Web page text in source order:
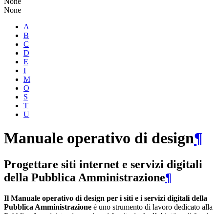
None
A
B
C
D
E
I
M
O
S
T
U
Manuale operativo di design¶
Progettare siti internet e servizi digitali
della Pubblica Amministrazione¶
Il Manuale operativo di design per i siti e i servizi digitali della
Pubblica Amministrazione è uno strumento di lavoro dedicato alla